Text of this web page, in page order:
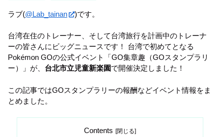
ラブ(@Lab_tainan )です。
台湾在住のトレーナー、そして台湾旅行を計画中のトレーナ
ーの皆さんにビッグニュースです！ 台湾で初めてとなる
Pokémon GOの公式イベント「GO集章趣（GOスタンプラリ
ー）」が、 台北市立児童新楽園で開催決定しました！
この記事ではGOスタンプラリーの報酬などイベント情報をま
とめました。
Contents